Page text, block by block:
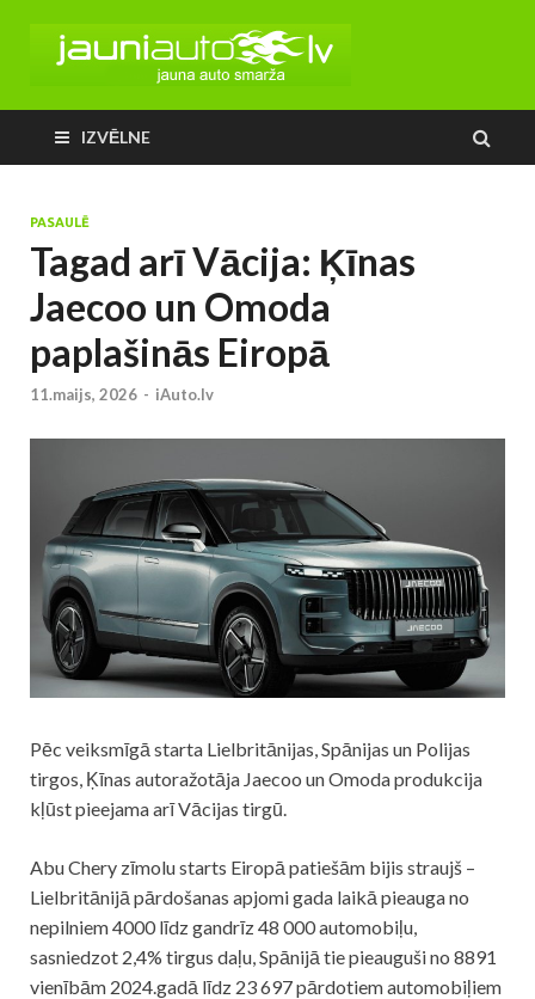
IZVĒLNE
PASAULĒ
Tagad arī Vācija: Ķīnas
Jaecoo un Omoda
paplašinās Eiropā
11.maijs, 2026 - iAuto.lv
Pēc veiksmīgā starta Lielbritānijas, Spānijas un Polijas
tirgos, Ķīnas autoražotāja Jaecoo un Omoda produkcija
kļūst pieejama arī Vācijas tirgū.
Abu Chery zīmolu starts Eiropā patiešām bijis straujš –
Lielbritānijā pārdošanas apjomi gada laikā pieauga no
nepilniem 4000 līdz gandrīz 48 000 automobiļu,
sasniedzot 2,4% tirgus daļu, Spānijā tie pieauguši no 8891
vienībām 2024.gadā līdz 23 697 pārdotiem automobiļiem